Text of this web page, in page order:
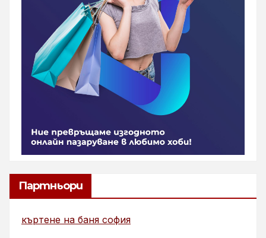
Партньори
къртене на баня софия